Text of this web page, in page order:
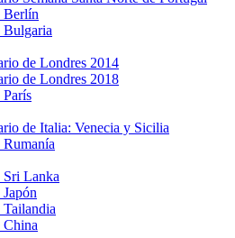
Berlín
de Londres 2014
de Londres 2018
de Italia: Venecia y Sicilia
Lanka